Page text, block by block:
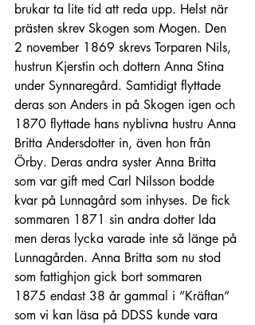
brukar ta lite tid att reda upp. Helst när
prästen skrev Skogen som Mogen. Den
2 november 1869 skrevs Torparen Nils,
hustrun Kjerstin och dottern Anna Stina
under Synnaregård. Samtidigt flyttade
deras son Anders in på Skogen igen och
1870 flyttade hans nyblivna hustru Anna
Britta Andersdotter in, även hon från
Örby. Deras andra syster Anna Britta
som var gift med Carl Nilsson bodde
kvar på Lunnagård som inhyses. De fick
sommaren 1871 sin andra dotter Ida
men deras lycka varade inte så länge på
Lunnagården. Anna Britta som nu stod
som fattighjon gick bort sommaren
1875 endast 38 år gammal i ”Kräftan”
som vi kan läsa på DDSS kunde vara